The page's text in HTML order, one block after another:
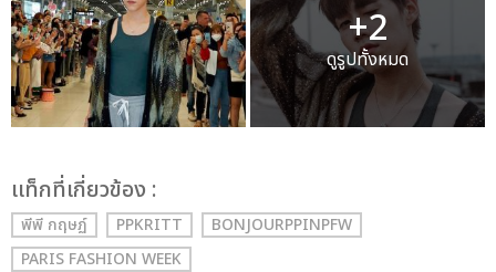
+2
ดูรูปทั้งหมด
เเท็กที่เกี่ยวข้อง :
พีพี กฤษฏ์ PPKRITT
BONJOURPPINPFW
PARIS FASHION WEEK